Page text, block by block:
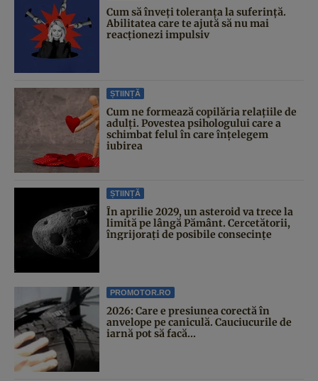
Cum să înveți toleranța la suferință.
Abilitatea care te ajută să nu mai
reacționezi impulsiv
ȘTIINȚĂ
Cum ne formează copilăria relațiile de
adulți. Povestea psihologului care a
schimbat felul în care înțelegem
iubirea
ȘTIINȚĂ
În aprilie 2029, un asteroid va trece la
limită pe lângă Pământ. Cercetătorii,
îngrijorați de posibile consecințe
PROMOTOR.RO
2026: Care e presiunea corectă în
anvelope pe caniculă. Cauciucurile de
iarnă pot să facă...